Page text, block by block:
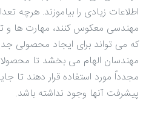
اطلاعات زیادی را بیاموزند. هرچه
مهندسی معکوس کنند، مهارت ها و
که می تواند برای ایجاد محصولی
مهندسان الهام می بخشد تا
مجدداً مورد استفاده قرار دهند تا
پیشرفت آنها وجود نداشته باشد.